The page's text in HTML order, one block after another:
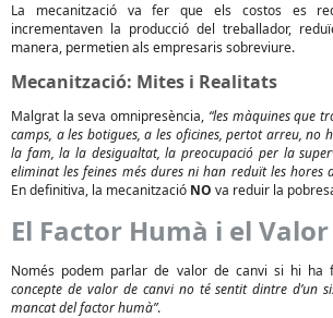
La mecanització va fer que els costos es
incrementaven la producció del treballador,
manera, permetien als empresaris sobreviure.
Mecanització: Mites i Realitats
Malgrat la seva omnipresència, “les màquines que
camps, a les botigues, a les oficines, pertot arreu, no
la fam, la la desigualtat, la preocupació per la
eliminat les feines més dures ni han reduït les hores
En definitiva, la mecanització NO va reduir la
El Factor Humà i el
Només podem parlar de valor de canvi si hi ha
concepte de valor de canvi no té sentit dintre d’un
mancat del factor humà”.